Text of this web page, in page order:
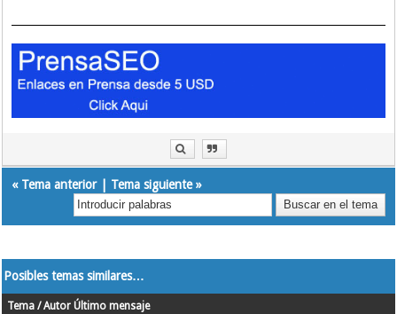
« Tema anterior| Tema siguiente»
Posibles temas similares…
Tema / Autor Último mensaje